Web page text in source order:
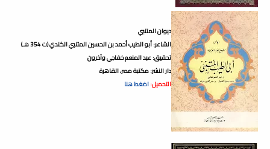
ديوان المتنبي
الشاعر: أبو الطيب أحمد بن الحسين المتنبي الكندي (ت 354 هـ)
تحقيق: عبد المنعم خفاجي وآخرون
دار النشر: مكتبة مصر، القاهرة
التحميل:اضغط هنا